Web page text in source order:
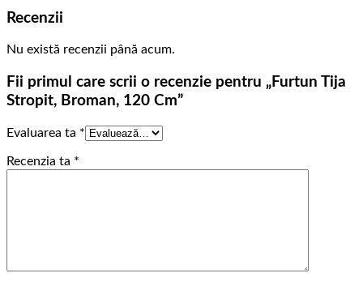
Recenzii
Nu există recenzii până acum.
Fii primul care scrii o recenzie pentru „Furtun Tija
Stropit, Broman, 120 Cm”
Evaluarea ta *
Recenzia ta *